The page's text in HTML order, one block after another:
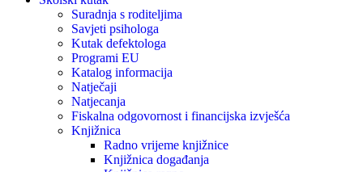
Suradnja s roditeljima
Savjeti psihologa
Kutak defektologa
Programi EU
Katalog informacija
Natječaji
Natjecanja
Fiskalna odgovornost i financijska izvješća
Knjižnica
Radno vrijeme knjižnice
Knjižnica događanja